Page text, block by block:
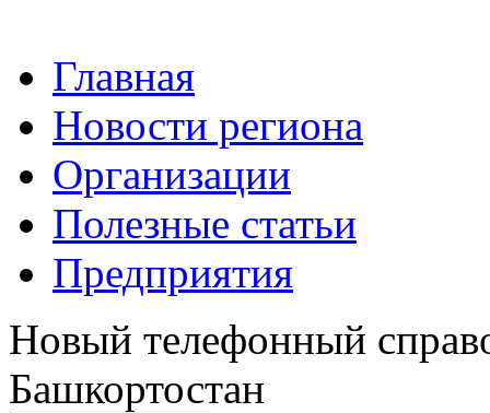
Главная
Новости региона
Организации
Полезные статьи
Предприятия
Новый телефонный
Башкортостан